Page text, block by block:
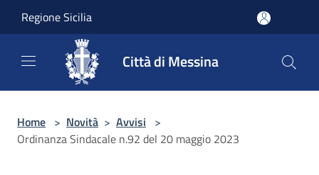
Regione Sicilia
Città di Messina
Home > Novità > Avvisi >
Ordinanza Sindacale n.92 del 20 maggio 2023